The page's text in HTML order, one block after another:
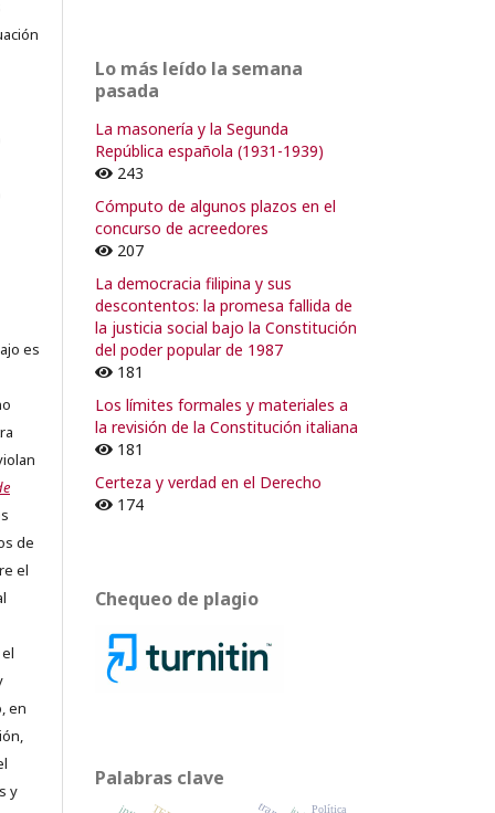
es
de
el
en
y
Lo más leído la semana
pasada
La masonería y la Segunda
República española (1931-1939)
243
Cómputo de algunos plazos en el
concurso de acreedores
207
La democracia filipina y sus
descontentos: la promesa fallida de
la justicia social bajo la Constitución
del poder popular de 1987
181
Los límites formales y materiales a
la revisión de la Constitución italiana
181
Certeza y verdad en el Derecho
174
Chequeo de plagio
Palabras clave
Política